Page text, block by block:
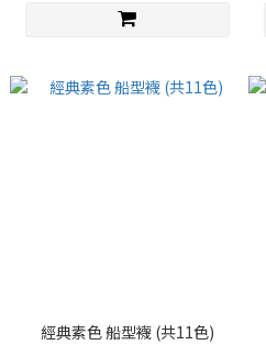
經典素色 船型襪 (共11色)